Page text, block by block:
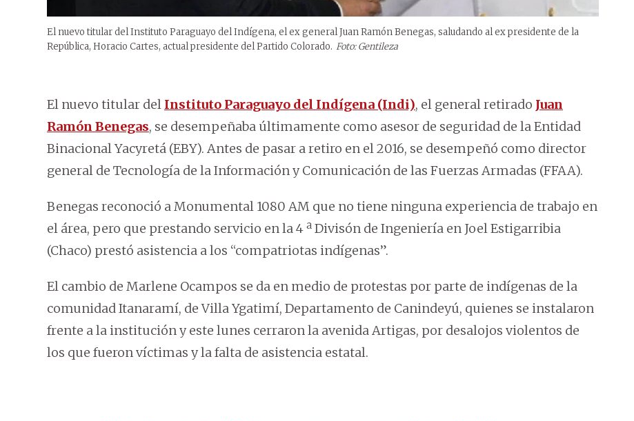
El nuevo titular del Instituto Paraguayo del Indígena, el ex general Juan Ramón Benegas, saludando al ex presidente de la
República, Horacio Cartes, actual presidente del Partido Colorado. Foto: Gentileza
El nuevo titular del Instituto Paraguayo del Indígena (Indi), el general retirado Juan
Ramón Benegas, se desempeñaba últimamente como asesor de seguridad de la Entidad
Binacional Yacyretá (EBY). Antes de pasar a retiro en el 2016, se desempeñó como director
general de Tecnología de la Información y Comunicación de las Fuerzas Armadas (FFAA).
Benegas reconoció a Monumental 1080 AM que no tiene ninguna experiencia de trabajo en
el área, pero que prestando servicio en la 4 ª Divisón de Ingeniería en Joel Estigarribia
(Chaco) prestó asistencia a los “compatriotas indígenas”.
El cambio de Marlene Ocampos se da en medio de protestas por parte de indígenas de la
comunidad Itanaramí, de Villa Ygatimí, Departamento de Canindeyú, quienes se instalaron
frente a la institución y este lunes cerraron la avenida Artigas, por desalojos violentos de
los que fueron víctimas y la falta de asistencia estatal.